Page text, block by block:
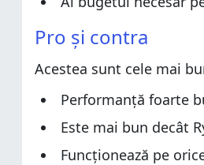
Benchmarkuri de gaming
Temperatura și
Ce părere ai despre AMD
Benchmarkuri de
Benchmarkuri de gaming
Ce părere ai despre AMD
Pro și contra
Acestea sunt cele mai
Performanță foarte
Este mai bun decât
Funcționează pe